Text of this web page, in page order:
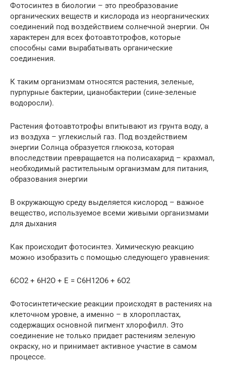
Фотосинтез в биологии – это преобразование
органических веществ и кислорода из неорганических
соединений под воздействием солнечной энергии. Он
характерен для всех фотоавтотрофов, которые
способны сами вырабатывать органические
соединения.
К таким организмам относятся растения, зеленые,
пурпурные бактерии, цианобактерии (сине-зеленые
водоросли).
Растения фотоавтотрофы впитывают из грунта воду, а
из воздуха – углекислый газ. Под воздействием
энергии Солнца образуется глюкоза, которая
впоследствии превращается на полисахарид – крахмал,
необходимый растительным организмам для питания,
образования энергии
В окружающую среду выделяется кислород – важное
вещество, используемое всеми живыми организмами
для дыхания
Как происходит фотосинтез. Химическую реакцию
можно изобразить с помощью следующего уравнения:
6СО2 + 6Н2О + Е = С6Н12О6 + 6О2
Фотосинтетические реакции происходят в растениях на
клеточном уровне, а именно – в хлоропластах,
содержащих основной пигмент хлорофилл. Это
соединение не только придает растениям зеленую
окраску, но и принимает активное участие в самом
процессе.